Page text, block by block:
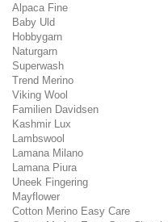
Alpaca Fine
Baby Uld
Hobbygarn
Naturgarn
Superwash
Trend Merino
Viking Wool
Familien Davidsen
Kashmir Lux
Lambswool
Lamana Milano
Lamana Piura
Uneek Fingering
Mayflower
Cotton Merino Easy Care